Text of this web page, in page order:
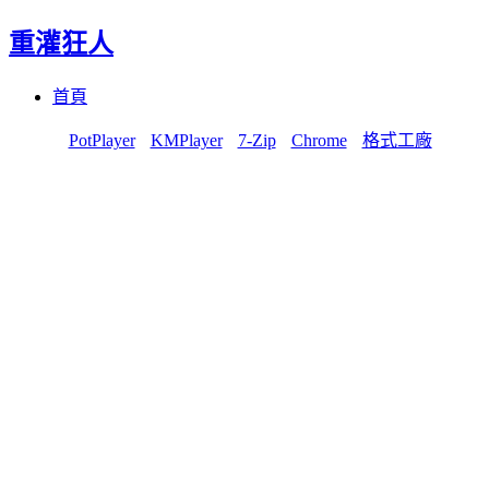
重灌狂人
首頁
PotPlayer KMPlayer 7-Zip Chrome 格式工廠